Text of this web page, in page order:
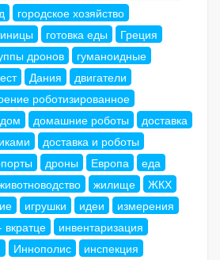
городское хозяйство
готовка еды
Греция
дронов
гуманоидные
Дания
двигатели
роботизированное
дом домашние роботы
доставка
доставка и роботы
дроны Европа
еда
жилище
ЖКХ
игрушки идеи
измерения
инвентаризация
Иннополис
инспекция